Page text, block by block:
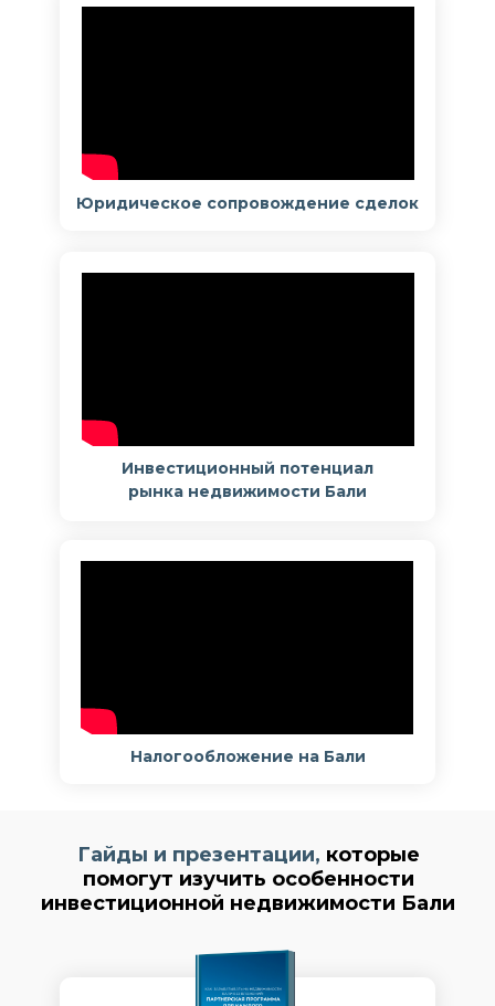
Юридическое сопровождение сделок
Налогообложение на Бали
Инвестиционный потенциал
рынка недвижимости Бали
Гайды и презентации, которые
помогут изучить особенности
инвестиционной недвижимости Бали